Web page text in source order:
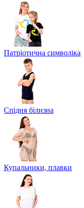
Патріотична символіка
Спідня білизна
Купальники, плавки